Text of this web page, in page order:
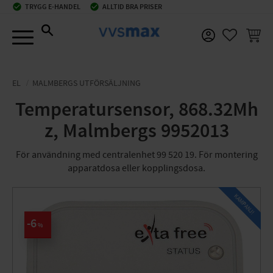
check_circle TRYGG E-HANDEL check_circle ALLTID BRA PRISER
EL MALMBERGS UTFÖRSÄLJNING
Temperatursensor, 868.32Mh
z, Malmbergs 9952013
För användning med centralenhet 99 520 19. För montering
apparatdosa eller kopplingsdosa.
6%
KAMPANJ!